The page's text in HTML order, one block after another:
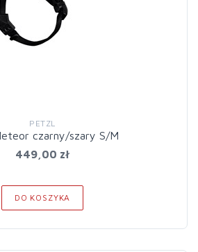
PETZL
czarny/szary S/M
449,00 zł
DO KOSZYKA